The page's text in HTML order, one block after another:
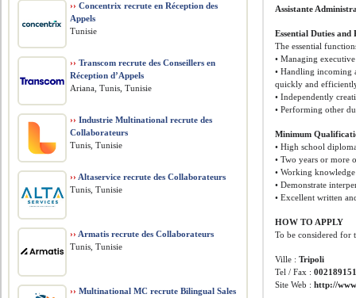
Assistante
Essential Duties and
The essential
• Managing
• Handling incoming
quickly and
• Independently
• Performing other
Minimum
• High school
• Two years or more
• Working
• Demonstrate
• Excellent written
HOW TO APPLY
To be considered for
Ville :Tripoli
Tel / Fax :
Site Web : http://
›› Concentrix recrute en Réception des
Appels
Tunisie
›› Transcom recrute des Conseillers en
Réception d’Appels
Ariana, Tunis, Tunisie
›› Industrie Multinational recrute des
Collaborateurs
Tunis, Tunisie
›› Altaservice recrute des Collaborateurs
Tunis, Tunisie
›› Armatis recrute des Collaborateurs
Tunis, Tunisie
›› Multinational MC recrute Bilingual Sales